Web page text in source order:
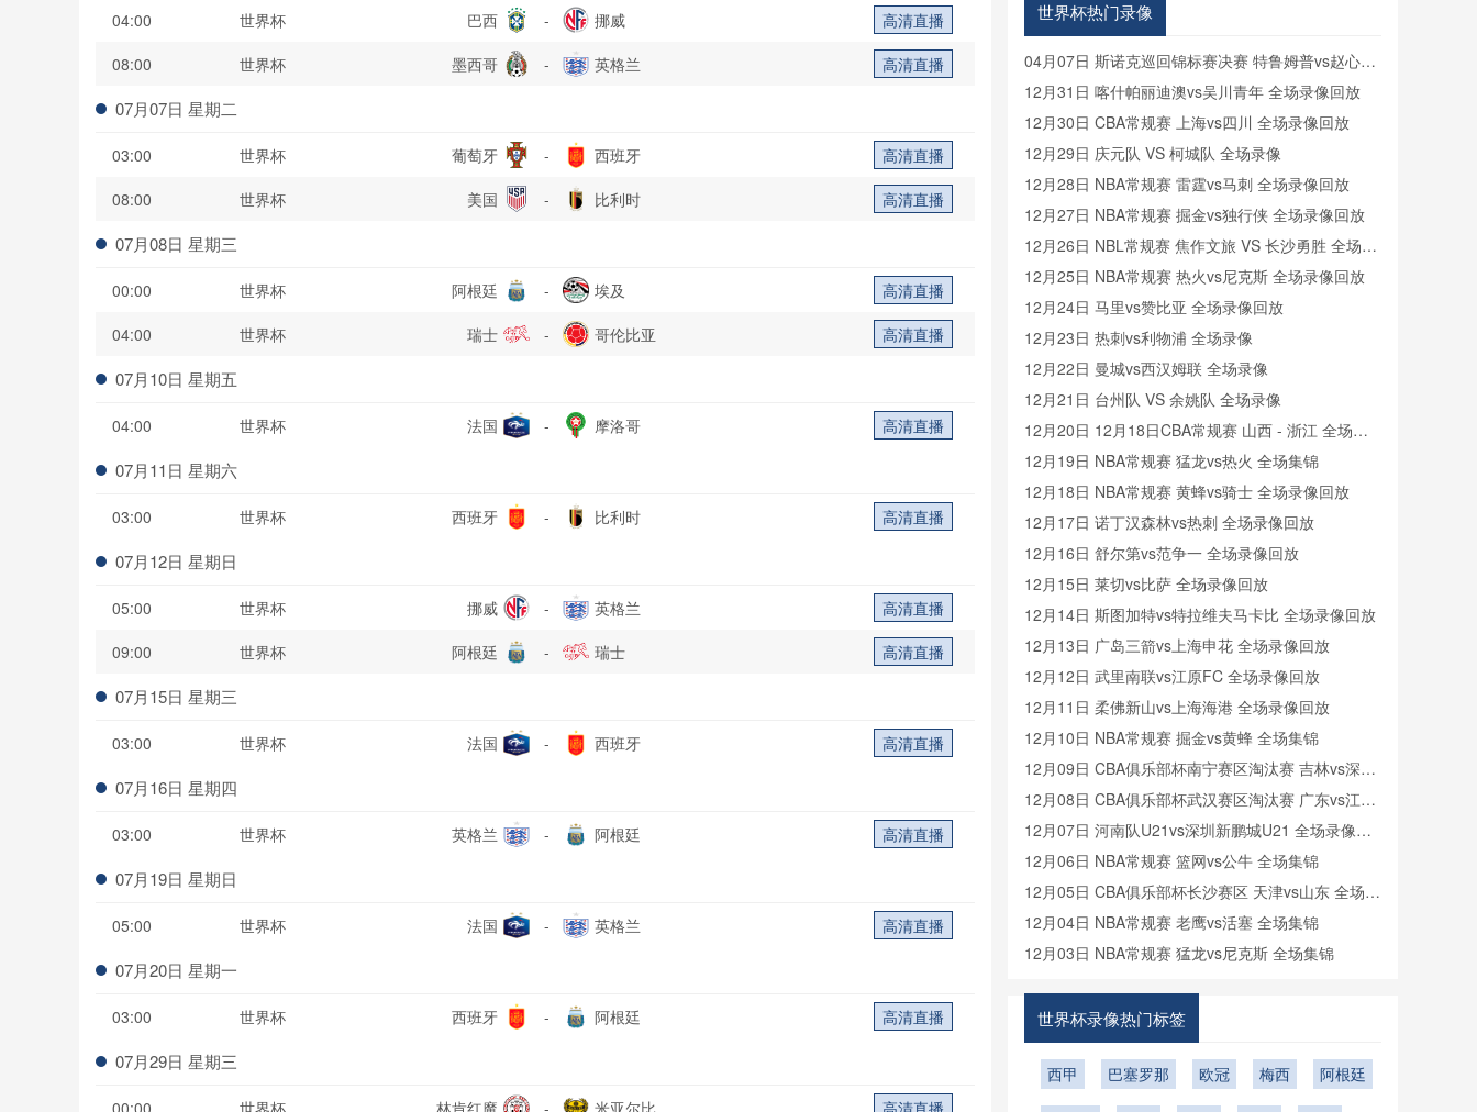
04:00 世界杯 巴西 - 挪威
高清直播
08:00
世界杯 墨西哥 - 英格兰 高清直播
07月07日 星期二
03:00 世界杯 葡萄牙 - 西班牙
高清直播
08:00
世界杯 美国 - 比利时 高清直播
07月08日 星期三
00:00 世界杯 阿根廷 - 埃及
高清直播
04:00
世界杯 瑞士 - 哥伦比亚 高清直播
07月10日 星期五
04:00 世界杯 法国 - 摩洛哥 高清直播
07月11日 星期六
03:00 世界杯 西班牙 - 比利时 高清直播
07月12日 星期日
05:00 世界杯 挪威 - 英格兰
高清直播
09:00
世界杯 阿根廷 - 瑞士 高清直播
07月15日 星期三
03:00 世界杯 法国 - 西班牙 高清直播
07月16日 星期四
03:00 世界杯 英格兰 - 阿根廷 高清直播
07月19日 星期日
05:00 世界杯 法国 - 英格兰 高清直播
07月20日 星期一
03:00 世界杯 西班牙 - 阿根廷 高清直播
07月29日 星期三
00:00 世界杯 林肯红魔 - 米亚尔比
高清直播
纳在线直播
世界杯热门录像
04月07日 斯诺克巡回锦标赛决赛 特鲁姆普vs赵心童
全场录像回放
12月31日 喀什帕丽迪澳vs吴川青年 全场录像回放
12月30日 CBA常规赛 上海vs四川 全场录像回放
12月29日 庆元队 VS 柯城队 全场录像
12月28日 NBA常规赛 雷霆vs马刺 全场录像回放
12月27日 NBA常规赛 掘金vs独行侠 全场录像回放
12月26日 NBL常规赛 焦作文旅 VS 长沙勇胜 全场录
像
12月25日 NBA常规赛 热火vs尼克斯 全场录像回放
12月24日 马里vs赞比亚 全场录像回放
12月23日 热刺vs利物浦 全场录像
12月22日 曼城vs西汉姆联 全场录像
12月21日 台州队 VS 余姚队 全场录像
12月20日 12月18日CBA常规赛 山西 - 浙江 全场录
像
12月19日 NBA常规赛 猛龙vs热火 全场集锦
12月18日 NBA常规赛 黄蜂vs骑士 全场录像回放
12月17日 诺丁汉森林vs热刺 全场录像回放
12月16日 舒尔第vs范争一 全场录像回放
12月15日 莱切vs比萨 全场录像回放
12月14日 斯图加特vs特拉维夫马卡比 全场录像回放
12月13日 广岛三箭vs上海申花 全场录像回放
12月12日 武里南联vs江原FC 全场录像回放
12月11日 柔佛新山vs上海海港 全场录像回放
12月10日 NBA常规赛 掘金vs黄蜂 全场集锦
12月09日 CBA俱乐部杯南宁赛区淘汰赛 吉林vs深圳
全场录像回放
12月08日 CBA俱乐部杯武汉赛区淘汰赛 广东vs江苏
全场录像回放
12月07日 河南队U21vs深圳新鹏城U21 全场录像回
放
12月06日 NBA常规赛 篮网vs公牛 全场集锦
12月05日 CBA俱乐部杯长沙赛区 天津vs山东 全场录
像回放
12月04日 NBA常规赛 老鹰vs活塞 全场集锦
12月03日 NBA常规赛 猛龙vs尼克斯 全场集锦
世界杯录像热门标签
西甲 巴塞罗那 欧冠 梅西 阿根廷